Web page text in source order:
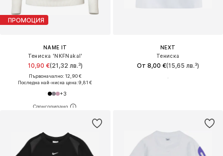
ПРОМОЦИЯ
NAME IT
Тениска 'NKFNakal'
10,90 €(21,32 лв.³)
Първоначално: 12,90 €
Последна най-ниска цена:9,81 €
+3
NEXT
Тениска
От 8,00 €(15,65 лв.³)